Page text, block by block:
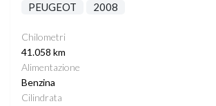
PEUGEOT 2008
Chilometri
41.058 km
Alimentazione
Benzina
Cilindrata